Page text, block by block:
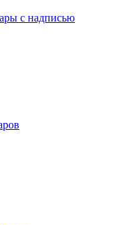
с надписью